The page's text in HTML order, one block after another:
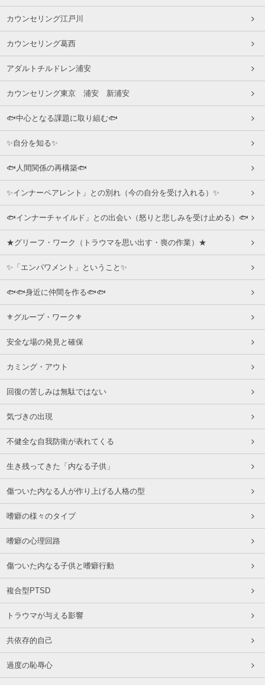
カウンセリング江戸川
カウンセリング葛西
アダルトチルドレン浦安
カウンセリング東京 浦安 新浦安
🐟中心となる課題に取り組む🐟
✨自分を知る✨
🐟人間関係の再構築🐟
✨インナーペアレント」との別れ（今の自分を受け入れる）✨
🐟インナーチャイルド」との出会い（怒りと悲しみを受け止める）🐟
★グリーフ・ワーク（トラウマを思い出す・喪の作業）★
✨「エンパワメント」ということ✨
🐟🐟身近に仲間を作る🐟🐟
⚜グループ・ワーク⚜
安全な場の発見と確保
カミング・アウト
回復の苦しみは無駄ではない
気づきの出現
不健全な自我防衛が表れてくる
生き残ってきた「内なる子供」
傷ついた内なる人が作り上げる人格の型
嗜癖の様々のタイプ
嗜癖の心理回路
傷ついた内なる子供と嗜癖行動
複合型PTSD
トラウマが与える影響
共依存的自己
過度の恥辱心